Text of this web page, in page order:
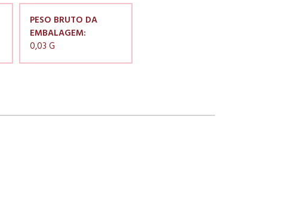
PESO BRUTO DA
EMBALAGEM:
0,03 G